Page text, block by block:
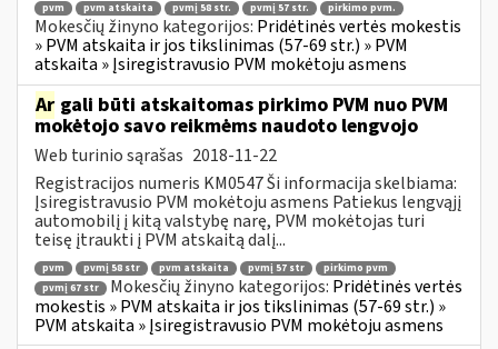
pvm pvm atskaita pvmį 58 str. pvmį 57 str. pirkimo pvm.
Mokesčių žinyno kategorijos: Pridėtinės vertės mokestis
» PVM atskaita ir jos tikslinimas (57-69 str.) » PVM
atskaita » Įsiregistravusio PVM mokėtoju asmens
Ar gali būti atskaitomas pirkimo PVM nuo PVM
mokėtojo savo reikmėms naudoto lengvojo
Web turinio sąrašas 2018-11-22
Registracijos numeris KM0547 Ši informacija skelbiama:
Įsiregistravusio PVM mokėtoju asmens Patiekus lengvąjį
automobilį į kitą valstybę narę, PVM mokėtojas turi
teisę įtraukti į PVM atskaitą dalį...
pvm pvmį 58 str pvm atskaita pvmį 57 str
pirkimo pvm
pvmį 67 str
Mokesčių žinyno kategorijos: Pridėtinės vertės
mokestis » PVM atskaita ir jos tikslinimas (57-69 str.) »
PVM atskaita » Įsiregistravusio PVM mokėtoju asmens